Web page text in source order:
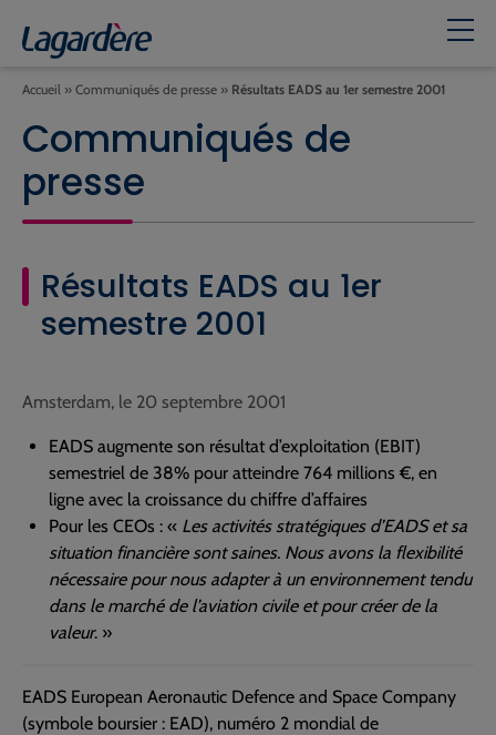
Accueil » Communiqués de presse » Résultats EADS au 1er semestre 2001
Communiqués de
presse
Résultats EADS au 1er
semestre 2001
Amsterdam, le 20 septembre 2001
EADS augmente son résultat d’exploitation (EBIT)
semestriel de 38% pour atteindre 764 millions €, en
ligne avec la croissance du chiffre d’affaires
Pour les CEOs : « Les activités stratégiques d’EADS et sa
situation financière sont saines. Nous avons la flexibilité
nécessaire pour nous adapter à un environnement tendu
dans le marché de l’aviation civile et pour créer de la
valeur. »
EADS European Aeronautic Defence and Space Company
(symbole boursier : EAD), numéro 2 mondial de